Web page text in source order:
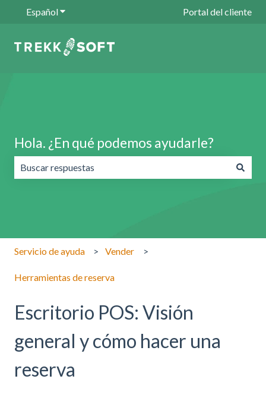
EspañolTraducciones de Mostrar submenú dePortal del cliente
Hola. ¿En qué podemos ayudarle?
Servicio de ayuda Vender
Herramientas de reserva
Escritorio POS: Visión
general y cómo hacer una
reserva